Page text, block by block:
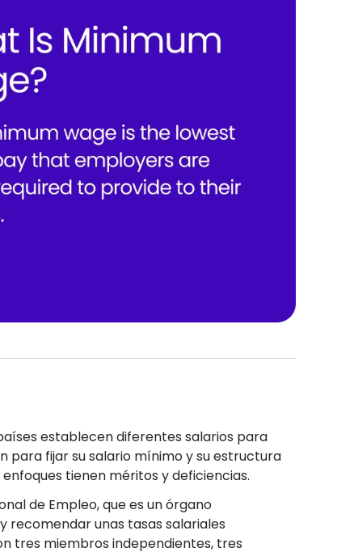
establecen diferentes salarios para
para fijar su salario mínimo y su estructura
tienen méritos y deficiencias.
de Empleo, que es un órgano
recomendar unas tasas salariales
tres miembros independientes, tres